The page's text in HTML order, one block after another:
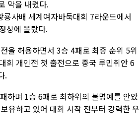
막을 내렸다.
사배 세계여자바둑대회 7라운드에서
상에 올랐다.
을 허용하면서 3승 4패로 최종 순위 5위
회 개인전 첫 출전으로 중국 루민취안 6
.
하며 1승 6패로 최하위의 불명예를 안았
유하고 있어 대회 시작 전부터 강력한 우